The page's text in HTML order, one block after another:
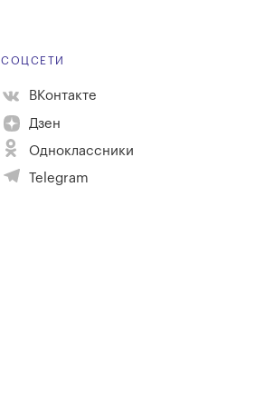
СОЦСЕТИ
ВКонтакте
Дзен
Одноклассники
Telegram